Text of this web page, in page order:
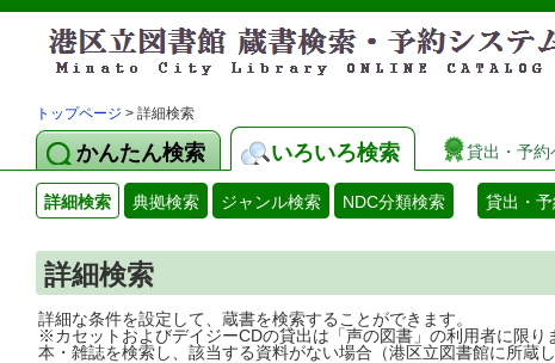
トップページ > 詳細検索
かんたん検索 いろいろ検索 貸出・予約
詳細検索 典拠検索 ジャンル検索 NDC分類検索 貸出・
詳細検索
詳細な条件を設定して、蔵書を検索することができます。
※カセットおよびデイジーCDの貸出は「声の図書」の利用者に限り
本・雑誌を検索し、該当する資料がない場合（港区立図書館に所蔵